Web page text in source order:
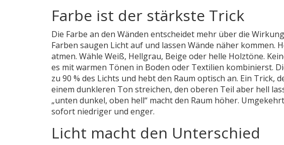
Farbe ist der stärkste Trick
Die Farbe an den Wänden entscheidet mehr über die
Farben saugen Licht auf und lassen Wände näher kommen.
atmen. Wähle Weiß, Hellgrau, Beige oder helle Holztöne.
es mit warmen Tönen in Boden oder Textilien kombinierst.
zu 90 % des Lichts und hebt den Raum optisch an. Ein Trick,
einem dunkleren Ton streichen, den oberen Teil aber hell
„unten dunkel, oben hell“ macht den Raum höher.
sofort niedriger und enger.
Licht macht den Unterschied